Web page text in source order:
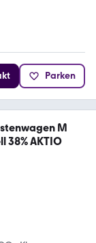
Parken
M
38% AKTIO